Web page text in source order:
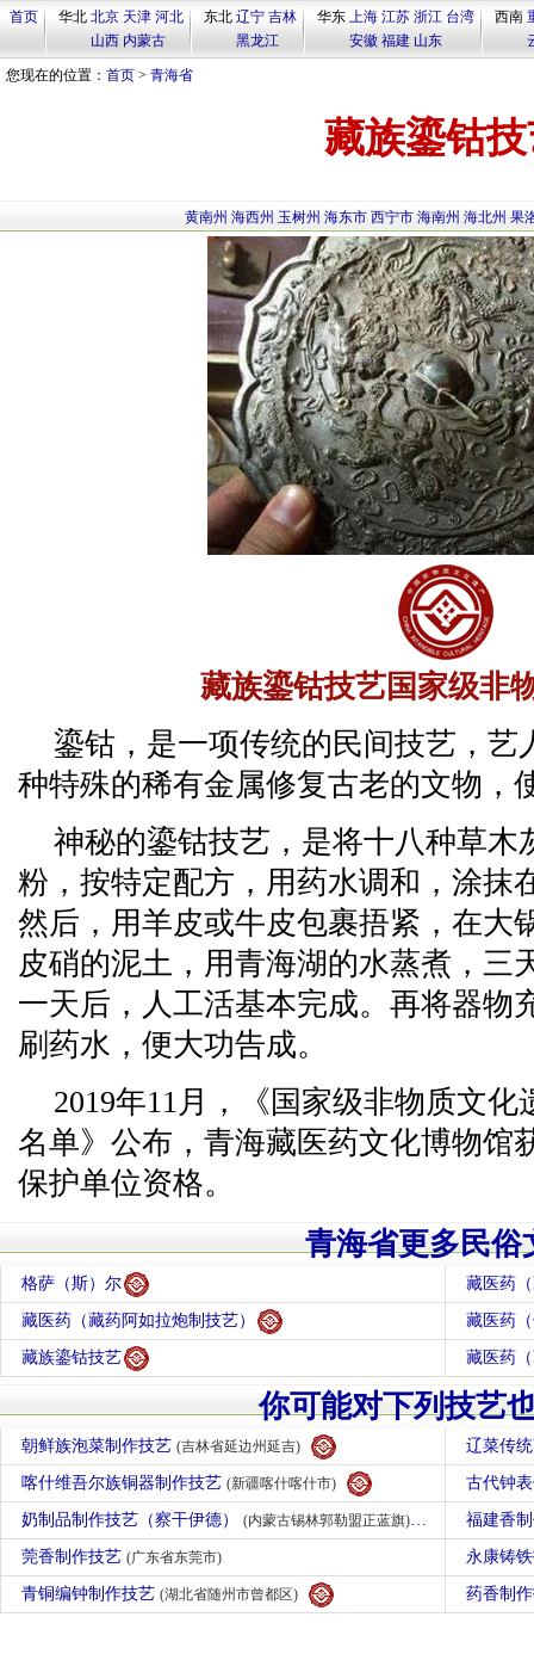
首页 华北 北京 天津 河北
山西 内蒙古
东北 辽宁 吉林
黑龙江
华东 上海 江苏 浙江 台湾
安徽 福建 山东
西南
您现在的位置： 首页 > 青海省
藏族鎏钴
黄南州 海西州 玉树州 海东市 西宁市 海南州 海北州 果
藏族鎏钴技艺国家级非
鎏钴，是一项传统的民间技艺，艺
种特殊的稀有金属修复古老的文物，
神秘的鎏钴技艺，是将十八种草木
粉，按特定配方，用药水调和，涂抹
然后，用羊皮或牛皮包裹捂紧，在大
皮硝的泥土，用青海湖的水蒸煮，三
一天后，人工活基本完成。再将器物
刷药水，便大功告成。
2019年11月，《国家级非物质文
名单》公布，青海藏医药文化博物馆
保护单位资格。
青海省更多民俗
格萨（斯）尔 藏医药
藏医药（藏药阿如拉炮制技艺） 藏医药
藏族鎏钴技艺 藏医药
你可能对下列技艺
朝鲜族泡菜制作技艺 (吉林省延边州延吉) 辽菜传
喀什维吾尔族铜器制作技艺 (新疆喀什喀什市) 古代钟
奶制品制作技艺（察干伊德） (内蒙古锡林郭勒盟正蓝旗) 福建香
莞香制作技艺 (广东省东莞市) 永康铸
青铜编钟制作技艺 (湖北省随州市曾都区) 药香制